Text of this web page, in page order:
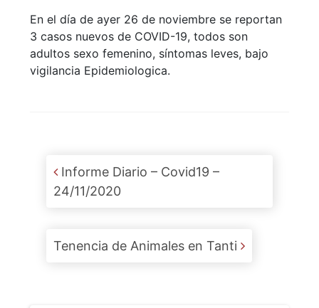
En el día de ayer 26 de noviembre se reportan
3 casos nuevos de COVID-19, todos son
adultos sexo femenino, síntomas leves, bajo
vigilancia Epidemiologica.
Post navigation
Informe Diario – Covid19 –
24/11/2020
Tenencia de Animales en Tanti